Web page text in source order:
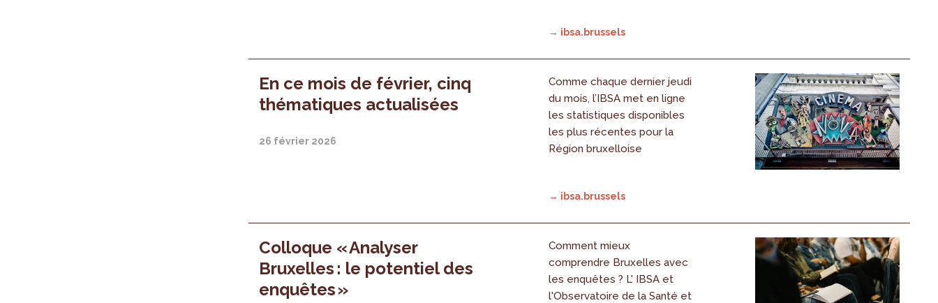
→ ibsa.brussels
En ce mois de février, cinq
thématiques actualisées
26 février 2026
Comme chaque dernier jeudi
du mois, l’IBSA met en ligne
les statistiques disponibles
les plus récentes pour la
Région bruxelloise
→ ibsa.brussels
Colloque « Analyser
Bruxelles : le potentiel des
enquêtes »
Comment mieux
comprendre Bruxelles avec
les enquêtes ? L' IBSA et
l'Observatoire de la Santé et